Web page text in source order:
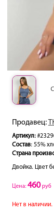
Продавец:
Артикул:
Состав: 55%
Страна
Двойка. Цвет
Цена: 460руб
Нет в наличии.